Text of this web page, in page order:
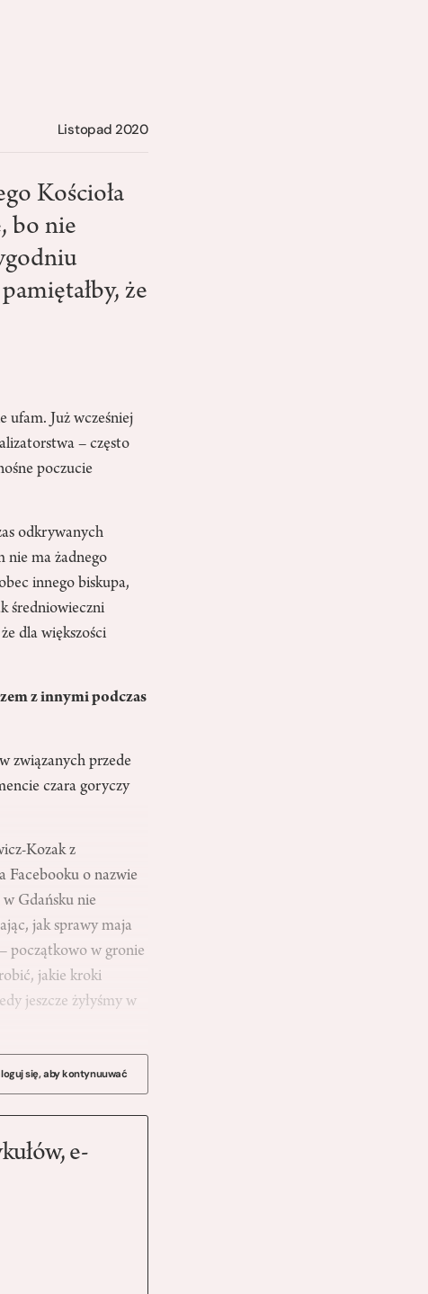
Listopad 2020
Kościoła
bo nie
że
ufam. Już wcześniej
– często
poczucie
odkrywanych
nie ma żadnego
innego biskupa,
średniowieczni
dla większości
z innymi podczas
związanych przede
czara goryczy
Kozak z
Facebooku o nazwie
Gdańsku nie
jak sprawy maja
początkowo w gronie
jakie kroki
jeszcze żyłyśmy w
się, aby kontynuuwać
e-